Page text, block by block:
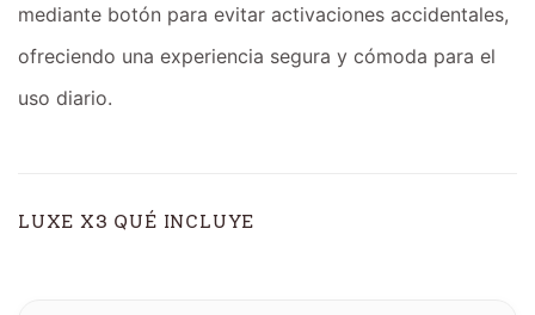
mediante botón para evitar activaciones accidentales,
ofreciendo una experiencia segura y cómoda para el
uso diario.
LUXE X3 QUÉ INCLUYE